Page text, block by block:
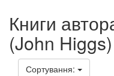
Книги
(John
Сортування: